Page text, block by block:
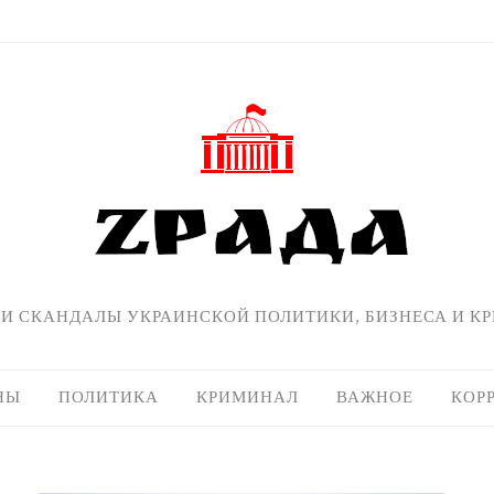
СКАНДАЛЫ УКРАИНСКОЙ ПОЛИТИКИ, БИЗНЕСА И
ПОЛИТИКА КРИМИНАЛ ВАЖНОЕ